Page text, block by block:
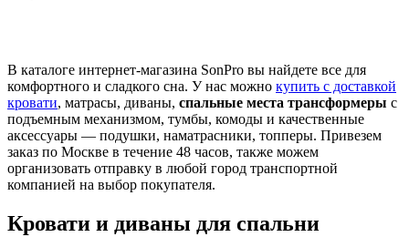
В каталоге интернет-магазина SonPro вы найдете все для
комфортного и сладкого сна. У нас можно купить с доставкой
кровати, матрасы, диваны, спальные места трансформеры с
подъемным механизмом, тумбы, комоды и качественные
аксессуары — подушки, наматрасники, топперы. Привезем
заказ по Москве в течение 48 часов, также можем
организовать отправку в любой город транспортной
компанией на выбор покупателя.
Кровати и диваны для спальни